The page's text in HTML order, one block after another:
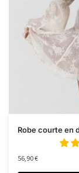
Robe courte en
56,90€